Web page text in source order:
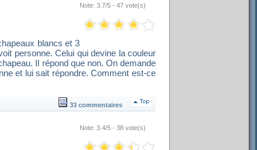
Note: 3.7/5 - 47 vote(s)
blancs et 3
personne. Celui qui devine la couleur
Il répond que non. On demande
et lui sait répondre. Comment est-ce
33 commentaires
Note: 3.4/5 - 38 vote(s)